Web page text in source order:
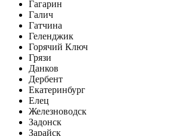
Гагарин
Галич
Гатчина
Геленджик
Горячий Ключ
Грязи
Данков
Дербент
Екатеринбург
Елец
Железноводск
Задонск
Зарайск